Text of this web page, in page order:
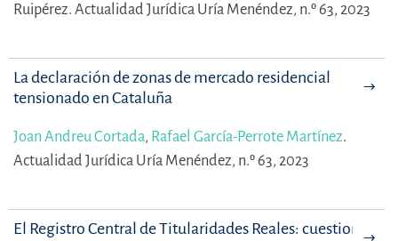
Ruipérez. Actualidad Jurídica Uría Menéndez, n.º 63, 2023
La declaración de zonas de mercado residencial
tensionado en Cataluña
Joan Andreu Cortada, Rafael García-Perrote Martínez.
Actualidad Jurídica Uría Menéndez, n.º 63, 2023
El Registro Central de Titularidades Reales: cuestiones